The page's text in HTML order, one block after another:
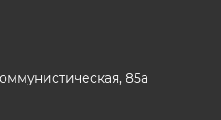
85а